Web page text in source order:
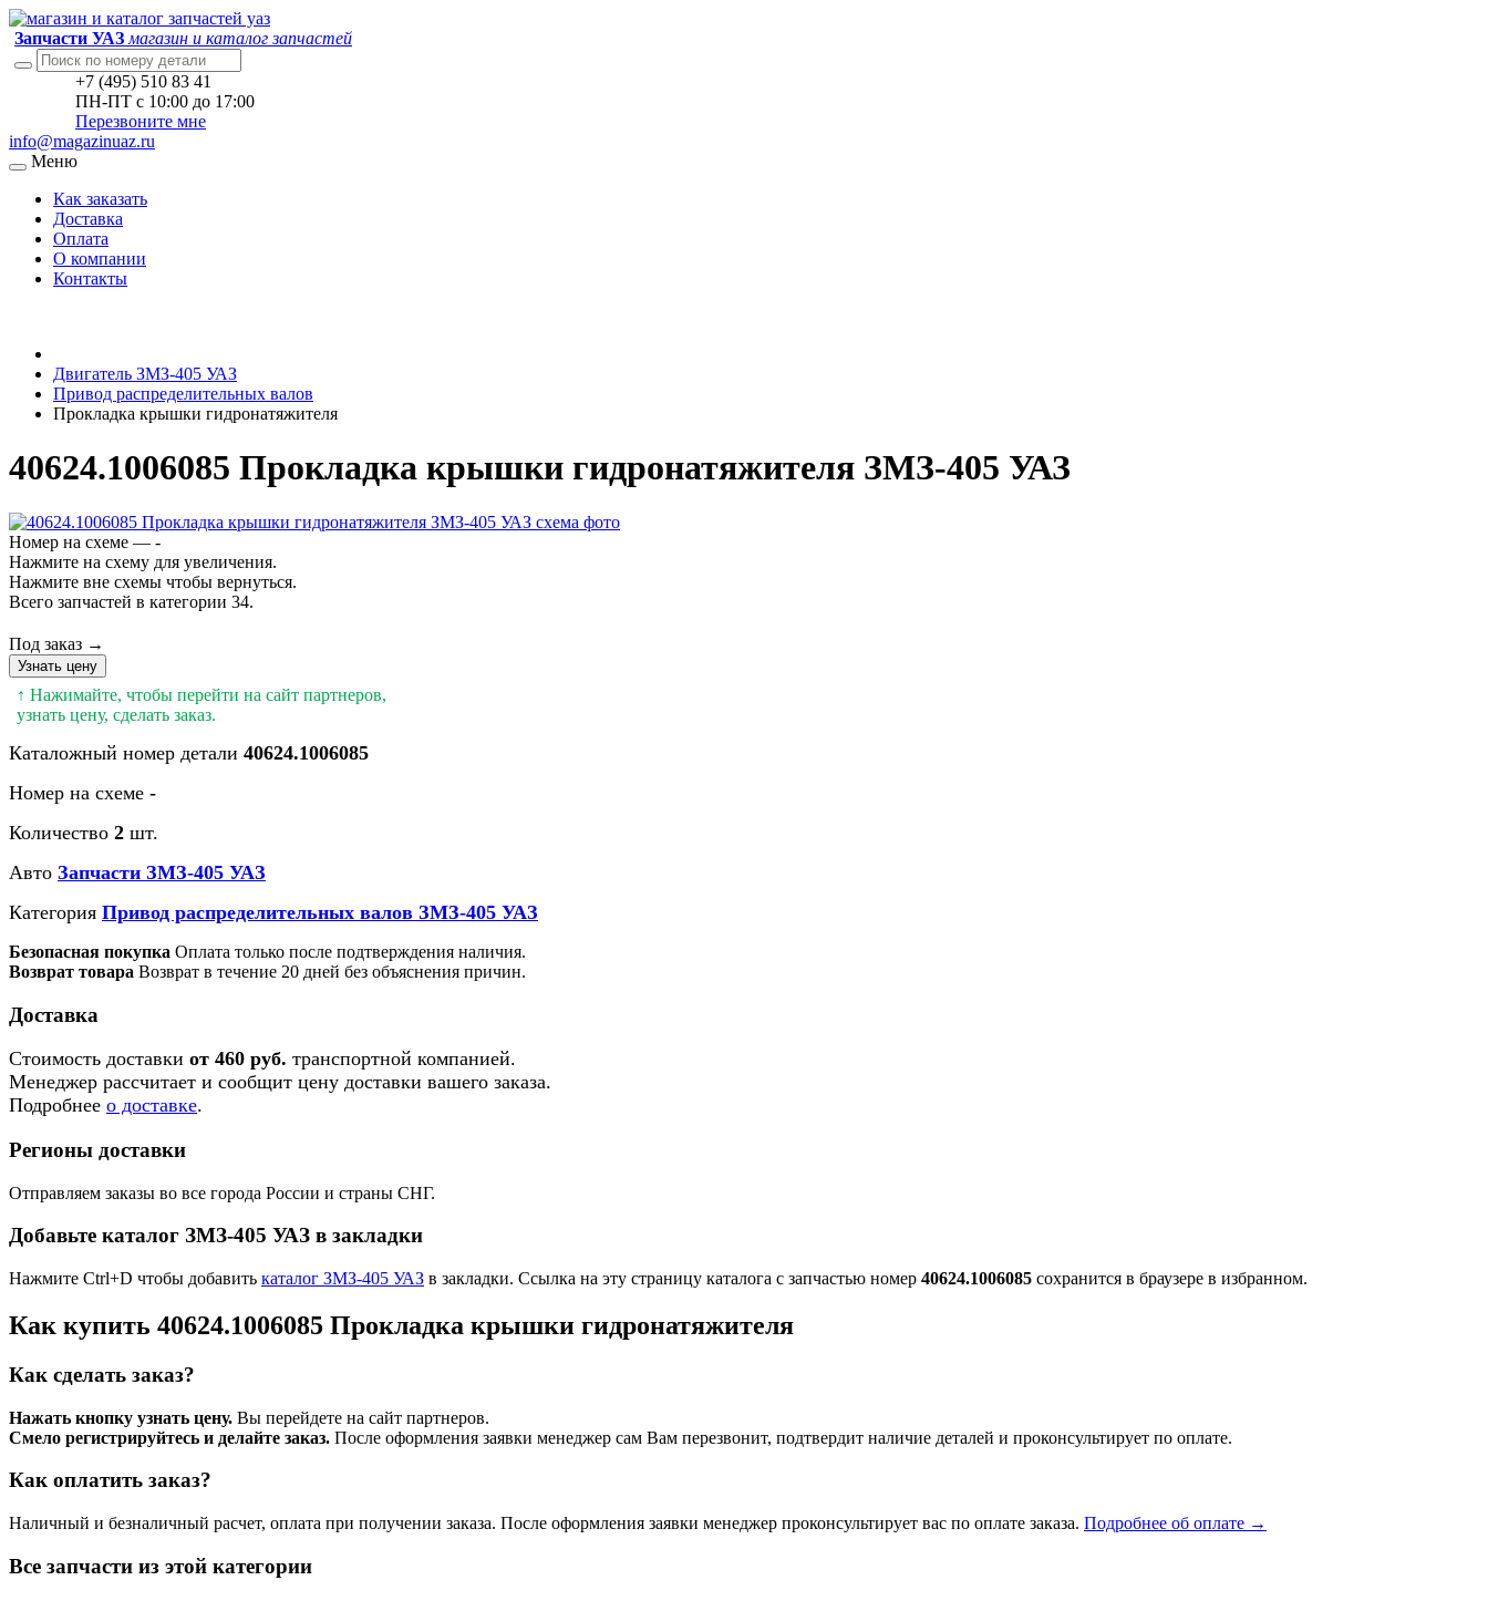
Запчасти УАЗ магазин и каталог запчастей
+7 (495) 510 83 41
ПН-ПТ с 10:00 до 17:00
Перезвоните мне
info@magazinuaz.ru
Меню
Как заказать
Доставка
Оплата
О компании
Контакты
Двигатель ЗМЗ-405 УАЗ
Привод распределительных валов
Прокладка крышки гидронатяжителя
40624.1006085 Прокладка крышки гидронатяжителя ЗМЗ-405 УАЗ
Номер на схеме — -
Нажмите на схему для увеличения.
Нажмите вне схемы чтобы вернуться.
Всего запчастей в категории 34.
Под заказ →
Узнать цену
↑ Нажимайте, чтобы перейти на сайт партнеров,
узнать цену, сделать заказ.
Каталожный номер детали 40624.1006085
Номер на схеме -
Количество 2 шт.
Авто Запчасти ЗМЗ-405 УАЗ
Категория Привод распределительных валов ЗМЗ-405 УАЗ
Безопасная покупка Оплата только после подтверждения наличия.
Возврат товара Возврат в течение 20 дней без объяснения причин.
Доставка
Стоимость доставки от 460 руб. транспортной компанией.
Менеджер рассчитает и сообщит цену доставки вашего заказа.
Подробнее о доставке.
Регионы доставки
Отправляем заказы во все города России и страны СНГ.
Добавьте каталог ЗМЗ-405 УАЗ в закладки
Нажмите Ctrl+D чтобы добавить каталог ЗМЗ-405 УАЗ в закладки. Ссылка на эту страницу каталога с запчастью номер 40624.1006085 сохранится в браузере в избранном.
Как купить 40624.1006085 Прокладка крышки гидронатяжителя
Как сделать заказ?
Нажать кнопку узнать цену. Вы перейдете на сайт партнеров.
Смело регистрируйтесь и делайте заказ. После оформления заявки менеджер сам Вам перезвонит, подтвердит наличие деталей и проконсультирует по оплате.
Как оплатить заказ?
Наличный и безналичный расчет, оплата при получении заказа. После оформления заявки менеджер проконсультирует вас по оплате заказа. Подробнее об оплате →
Все запчасти из этой категории